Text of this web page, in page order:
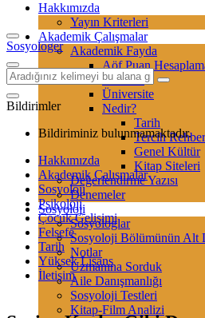
Hakkımızda
Yayın Kriterleri
Akademik Çalışmalar
Akademik Fayda
Aöf Puan
Sertifika
Üniversite
Nedir?
Tarih
Tercih
Genel Kültür
Kitap Siteleri
Değerlendirme Yazısı
Denemeler
Sosyoloji
Sosyologlar
Sosyoloji Bölümünün Alt
Notlar
Uzmanına Sorduk
Aile Danışmanlığı
Sosyoloji Testleri
Kitap-Film Analizi
Sosyologer
Bildirimler
Bildiriminiz bulunmamaktadır.
Hakkımızda
Akademik Çalışmalar
Sosyoloji
Psikoloji
Çocuk Gelişimi
Felsefe
Tarih
Yüksek Lisans
İletişim